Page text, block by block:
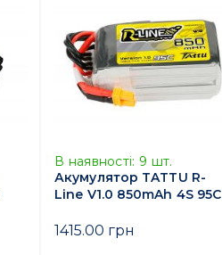
В наявності: 9 шт.
Акумулятор TATTU R-
Line V1.0 850mAh 4S 95C
1415.00 грн